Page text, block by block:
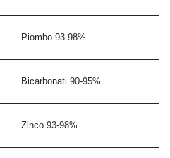
Piombo 93-98%
Bicarbonati 90-95%
Zinco 93-98%